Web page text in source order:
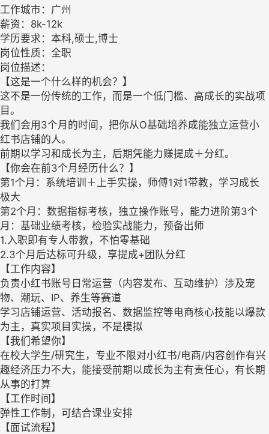
工作城市：广州
薪资：8k-12k
学历要求：本科,硕士,博士
岗位性质：全职
岗位描述：
【这是一个什么样的机会？】
这不是一份传统的工作，而是一个低门槛、高成长的实战项
目。
我们会用3个月的时间，把你从O基础培养成能独立运营小
红书店铺的人。
前期以学习和成长为主，后期凭能力赚提成＋分红。
【你会在前3个月经历什么？】
第1个月：系统培训＋上手实操，师傅1对1带教，学习成长
极大
第2个月：数据指标考核，独立操作账号，能力进阶第3个
月：基础业绩考核，检验实战能力，预备出师
1.入职即有专人带教，不怕零基础
2.3个月后达标可升级，享提成+团队分红
【工作内容】
负责小红书账号日常运营（内容发布、互动维护）涉及宠
物、潮玩、IP、养生等赛道
学习店铺运营、活动报名、数据监控等电商核心技能以爆款
为主，真实项目实操，不是模拟
【我们希望你】
在校大学生/研究生，专业不限对小红书/电商/内容创作有兴
趣经济压力不大，能接受前期以成长为主有责任心，有长期
从事的打算
【工作时间】
弹性工作制，可结合课业安排
【面试流程】